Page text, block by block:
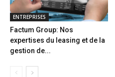
ENTREPRISES
Factum Group: Nos
expertises du leasing et de la
gestion de...